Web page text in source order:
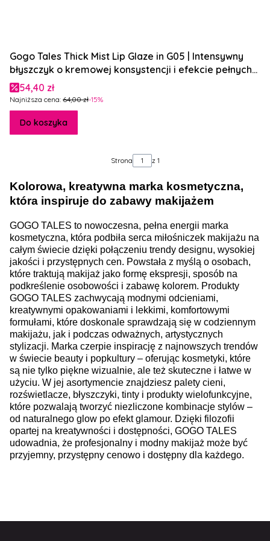
Gogo Tales Thick Mist Lip Glaze in G05 | Intensywny
błyszczyk o kremowej konsystencji i efekcie pełnych
ustCena promocyjna
54,40 zł
Najniższa cena: 64,00 zł-15%
Do koszyka
Strona z 1
Kolorowa, kreatywna marka kosmetyczna,
która inspiruje do zabawy makijażem
GOGO TALES to nowoczesna, pełna energii marka
kosmetyczna, która podbiła serca miłośniczek makijażu na
całym świecie dzięki połączeniu trendy designu, wysokiej
jakości i przystępnych cen. Powstała z myślą o osobach,
które traktują makijaż jako formę ekspresji, sposób na
podkreślenie osobowości i zabawę kolorem. Produkty
GOGO TALES zachwycają modnymi odcieniami,
kreatywnymi opakowaniami i lekkimi, komfortowymi
formułami, które doskonale sprawdzają się w codziennym
makijażu, jak i podczas odważnych, artystycznych
stylizacji. Marka czerpie inspirację z najnowszych trendów
w świecie beauty i popkultury – oferując kosmetyki, które
są nie tylko piękne wizualnie, ale też skuteczne i łatwe w
użyciu. W jej asortymencie znajdziesz palety cieni,
rozświetlacze, błyszczyki, tinty i produkty wielofunkcyjne,
które pozwalają tworzyć niezliczone kombinacje stylów –
od naturalnego glow po efekt glamour. Dzięki filozofii
opartej na kreatywności i dostępności, GOGO TALES
udowadnia, że profesjonalny i modny makijaż może być
przyjemny, przystępny cenowo i dostępny dla każdego.